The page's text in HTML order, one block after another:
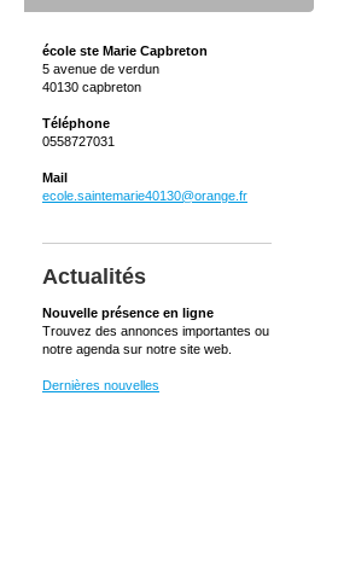
école ste Marie Capbreton
5 avenue de verdun
40130 capbreton
Téléphone
0558727031
Mail
ecole.saintemarie40130@orange.fr
Actualités
Nouvelle présence en ligne
Trouvez des annonces importantes ou
notre agenda sur notre site web.
Dernières nouvelles